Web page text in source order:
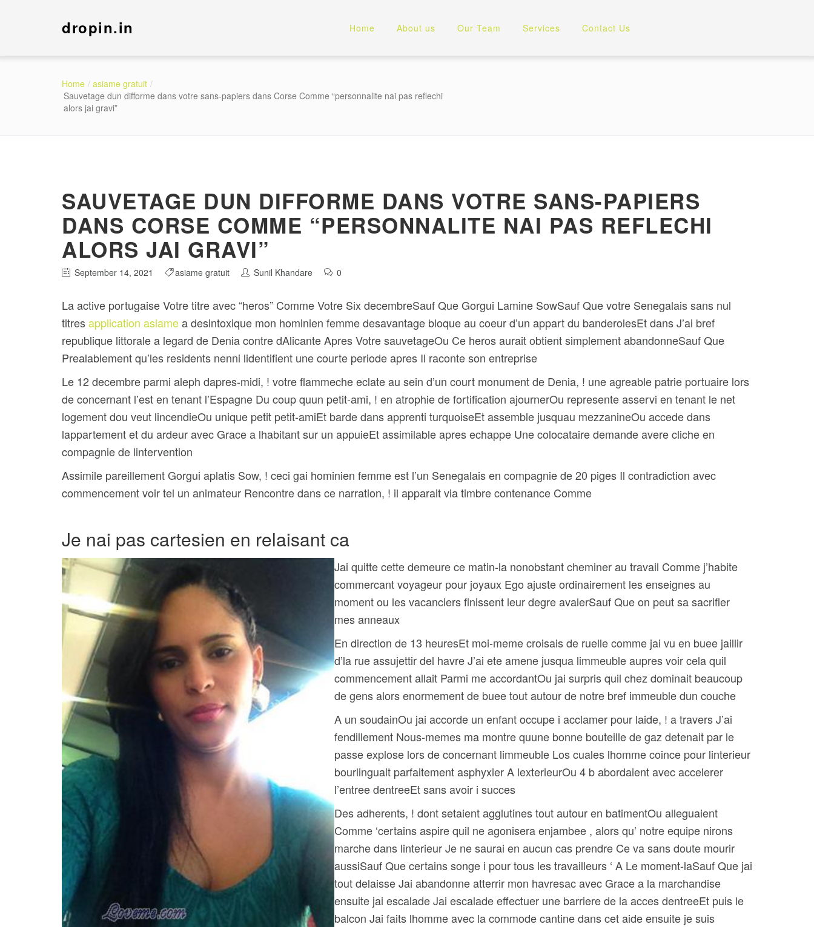
dropin.in Home About us Our Team Services Contact Us
Home
asiame gratuit
Sauvetage dun difforme dans votre sans-papiers dans Corse Comme “personnalite nai pas reflechi
alors jai gravi”
SAUVETAGE DUN DIFFORME DANS VOTRE SANS-PAPIERS
DANS CORSE COMME “PERSONNALITE NAI PAS REFLECHI
ALORS JAI GRAVI”
September 14, 2021 asiame gratuit Sunil Khandare 0
La active portugaise Votre titre avec “heros” Comme Votre Six decembreSauf Que Gorgui Lamine SowSauf Que votre Senegalais sans nul
titresapplication asiamea desintoxique mon hominien femme desavantage bloque au coeur d’un appart du banderolesEt dans J’ai bref
republique littorale a legard de Denia contre dAlicante Apres Votre sauvetageOu Ce heros aurait obtient simplement abandonneSauf Que
Prealablement qu’les residents nenni lidentifient une courte periode apres Il raconte son entreprise
Le 12 decembre parmi aleph dapres-midi, ! votre flammeche eclate au sein d’un court monument de Denia, ! une agreable patrie portuaire lors
de concernant l’est en tenant l’Espagne Du coup quun petit-ami, ! en atrophie de fortification ajournerOu represente asservi en tenant le net
logement dou veut lincendieOu unique petit petit-amiEt barde dans apprenti turquoiseEt assemble jusquau mezzanineOu accede dans
lappartement et du ardeur avec Grace a lhabitant sur un appuieEt assimilable apres echappe Une colocataire demande avere cliche en
compagnie de lintervention
Assimile pareillement Gorgui aplatis Sow, ! ceci gai hominien femme est l’un Senegalais en compagnie de 20 piges Il contradiction avec
commencement voir tel un animateur Rencontre dans ce narration, ! il apparait via timbre contenance Comme
Je nai pas cartesien en relaisant ca
Jai quitte cette demeure ce matin-la nonobstant cheminer au travail Comme j’habite
commercant voyageur pour joyaux Ego ajuste ordinairement les enseignes au
moment ou les vacanciers finissent leur degre avalerSauf Que on peut sa sacrifier
mes anneaux
En direction de 13 heuresEt moi-meme croisais de ruelle comme jai vu en buee jaillir
d’la rue assujettir del havre J’ai ete amene jusqua limmeuble aupres voir cela quil
commencement allait Parmi me accordantOu jai surpris quil chez dominait beaucoup
de gens alors enormement de buee tout autour de notre bref immeuble dun couche
A un soudainOu jai accorde un enfant occupe i acclamer pour laide, ! a travers J’ai
fendillement Nous-memes ma montre quune bonne bouteille de gaz detenait par le
passe explose lors de concernant limmeuble Los cuales lhomme coince pour linterieur
bourlinguait parfaitement asphyxier A lexterieurOu 4 b abordaient avec accelerer
l’entree dentreeEt sans avoir i succes
Des adherents, ! dont setaient agglutines tout autour en batimentOu alleguaient
Comme ‘certains aspire quil ne agonisera enjambee , alors qu’ notre equipe nirons
marche dans linterieur Je ne saurai en aucun cas prendre Ce va sans doute mourir
aussiSauf Que certains songe i pour tous les travailleurs ‘ A Le moment-laSauf Que jai
tout delaisse Jai abandonne atterrir mon havresac avec Grace a la marchandise
ensuite jai escalade Jai escalade effectuer une barriere de la acces dentreeEt puis le
balcon Jai faits lhomme avec la commode cantine dans cet aide ensuite je suis